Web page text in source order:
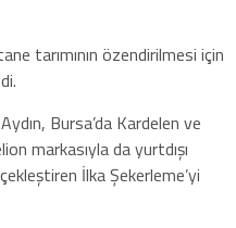
tarımının özendirilmesi için
Bursa’da Kardelen ve
markasıyla da yurtdışı
İlka Şekerleme’yi